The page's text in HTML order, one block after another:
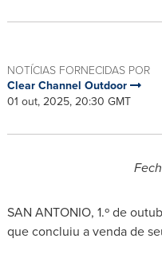
NOTÍCIAS FORNECIDAS POR
Clear Channel Outdoor
01 out, 2025, 20:30 GMT
SAN ANTONIO, 1.º de
que concluiu a venda de